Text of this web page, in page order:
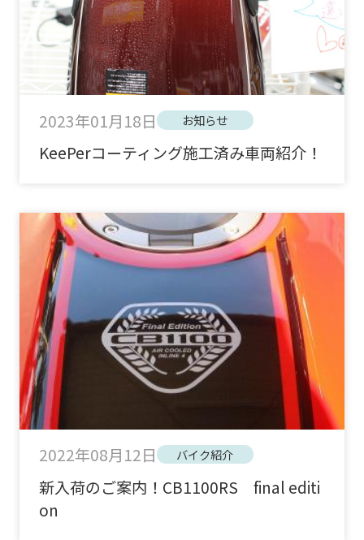
2023年01月18日 お知らせ
KeePerコーティング施工済み車両紹介！
2022年08月12日 バイク紹介
新入荷のご案内！CB1100RS final editi
on